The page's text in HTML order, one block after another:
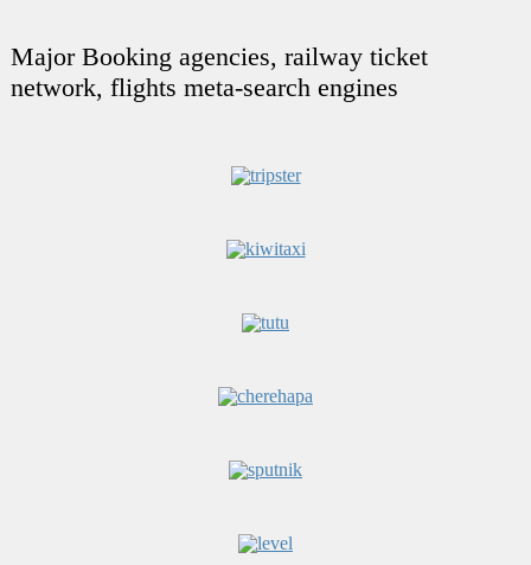
Major Booking agencies, railway ticket
network, flights meta-search engines